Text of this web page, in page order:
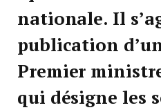
nationale. Il
publication
Premier
qui désigne les